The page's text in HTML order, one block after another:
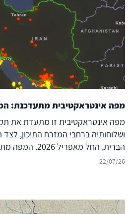
מפה אינטראקטיבית מתעדכנת:
מפה אינטראקטיבית זו מתעדת את
ושלוחותיה ברחבי המזרח התיכון,
הברית, החל
22/07/26